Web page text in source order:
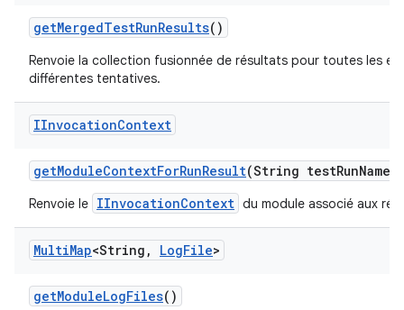
getMergedTestRunResults()
Renvoie la collection fusionnée de résultats pour toutes les
différentes tentatives.
IInvocationContext
getModuleContextForRunResult(String testRunName)
Renvoie le IInvocationContext du module associé aux
MultiMap<String , LogFile>
getModuleLogFiles()